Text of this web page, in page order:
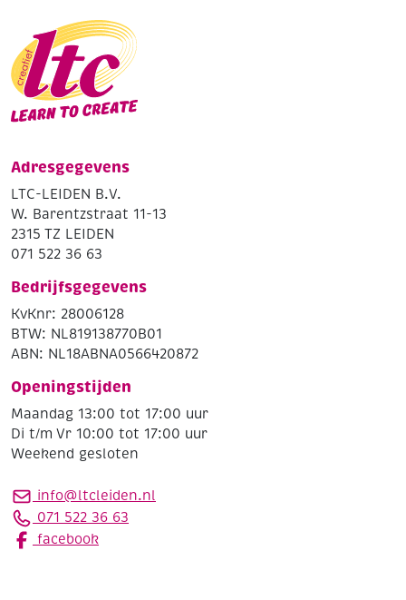
Adresgegevens
LTC-LEIDEN B.V.
W. Barentzstraat 11-13
2315 TZ LEIDEN
071 522 36 63
Bedrijfsgegevens
KvKnr: 28006128
BTW: NL819138770B01
ABN: NL18ABNA0566420872
Openingstijden
Maandag 13:00 tot 17:00 uur
Di t/m Vr 10:00 tot 17:00 uur
Weekend gesloten
info@ltcleiden.nl
071 522 36 63
facebook